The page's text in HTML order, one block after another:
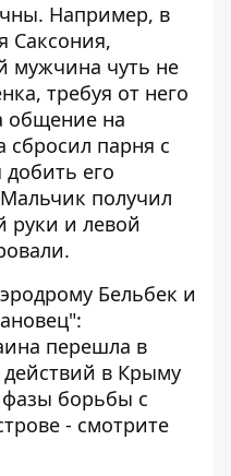
Например, в
Саксония,
мужчина чуть не
, требуя от него
общение на
парня с
добить его
получил
руки и левой
Бельбек и
перешла в
в Крыму
борьбы с
- смотрите